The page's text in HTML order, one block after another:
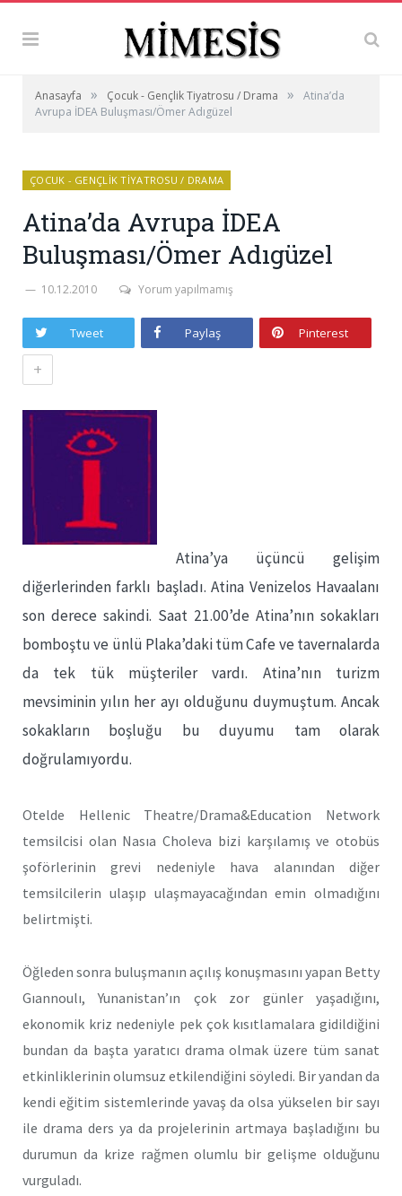
Anasayfa » Çocuk - Gençlik Tiyatrosu / Drama »
Atina’da
Avrupa İDEA Buluşması/Ömer Adıgüzel
ÇOCUK - GENÇLIK TIYATROSU / DRAMA
Atina’da Avrupa İDEA
Buluşması/Ömer Adıgüzel
10.12.2010 Yorum yapılmamış
Tweet Paylaş Pinterest
+
Atina’ya üçüncü gelişim
diğerlerinden farklı başladı. Atina Venizelos Havaalanı
son derece sakindi. Saat 21.00’de Atina’nın sokakları
bomboştu ve ünlü Plaka’daki tüm Cafe ve tavernalarda
da tek tük müşteriler vardı. Atina’nın turizm
mevsiminin yılın her ayı olduğunu duymuştum. Ancak
sokakların boşluğu bu duyumu tam olarak
doğrulamıyordu.
Otelde Hellenic Theatre/Drama&Education Network
temsilcisi olan Nasıa Choleva bizi karşılamış ve otobüs
şoförlerinin grevi nedeniyle hava alanından diğer
temsilcilerin ulaşıp ulaşmayacağından emin olmadığını
belirtmişti.
Öğleden sonra buluşmanın açılış konuşmasını yapan Betty
Gıannoulı, Yunanistan’ın çok zor günler yaşadığını,
ekonomik kriz nedeniyle pek çok kısıtlamalara gidildiğini
bundan da başta yaratıcı drama olmak üzere tüm sanat
etkinliklerinin olumsuz etkilendiğini söyledi. Bir yandan da
kendi eğitim sistemlerinde yavaş da olsa yükselen bir sayı
ile drama ders ya da projelerinin artmaya başladığını bu
durumun da krize rağmen olumlu bir gelişme olduğunu
vurguladı.